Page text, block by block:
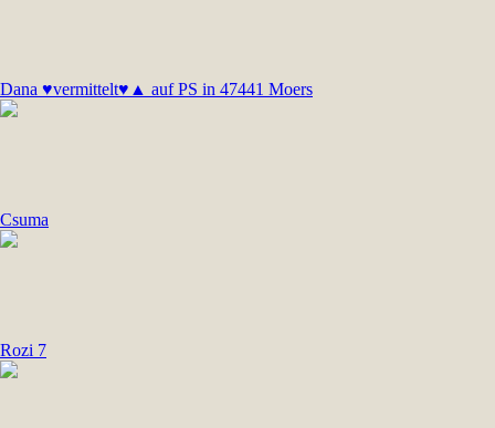
Dana ♥vermittelt♥▲ auf PS in 47441 Moers
Csuma
Rozi 7